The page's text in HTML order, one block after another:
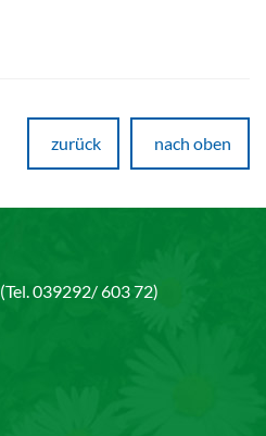
zurück nach oben
039292/ 603 72)